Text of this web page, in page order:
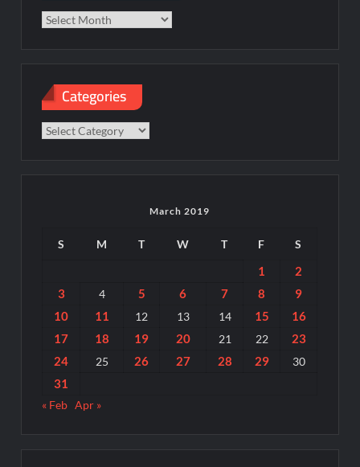
Categories
Categories
March 2019
S M T W T F S
1
2
3
4 5 6 7 8
9
10
11 12 13 14 15
16
17
18 19 20 21 22
23
24
25 26 27 28 29 30
31
« Feb Apr »